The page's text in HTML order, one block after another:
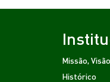
Missão,
Histórico